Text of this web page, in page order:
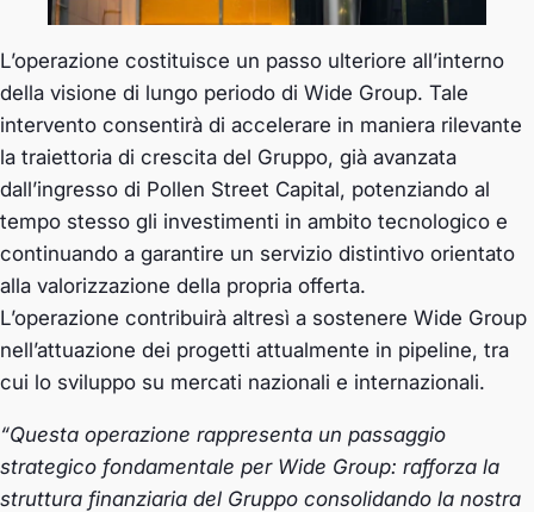
L’operazione costituisce un passo ulteriore all’interno
della visione di lungo periodo di Wide Group. Tale
intervento consentirà di accelerare in maniera rilevante
la traiettoria di crescita del Gruppo, già avanzata
dall’ingresso di Pollen Street Capital, potenziando al
tempo stesso gli investimenti in ambito tecnologico e
continuando a garantire un servizio distintivo orientato
alla valorizzazione della propria offerta.
L’operazione contribuirà altresì a sostenere Wide Group
nell’attuazione dei progetti attualmente in pipeline, tra
cui lo sviluppo su mercati nazionali e internazionali.
“Questa operazione rappresenta un passaggio
strategico fondamentale per Wide Group: rafforza la
struttura finanziaria del Gruppo consolidando la nostra